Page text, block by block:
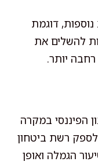
דוגמת
להשלים את
יותר.
הפיננסי במקרה
רשת ביטחון
הגמלה ואופן